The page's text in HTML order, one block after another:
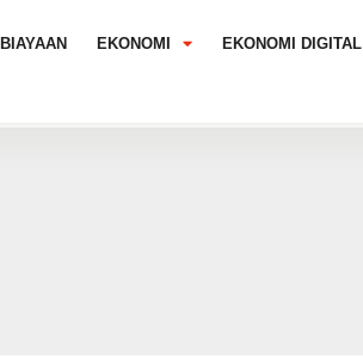
Resmi Rombak Jajaran Komisaris
EKONOMI EKONOMI DIGITAL